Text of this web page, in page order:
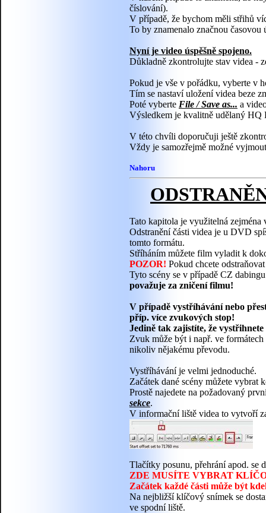
číslování).
V případě, že bychom měli střihů
To by znamenalo značnou
Nyní je video úspěšně spojeno.
Důkladně zkontrolujte stav videa -
Pokud je vše v pořádku, vyberte v
Tím se nastaví uložení videa beze
Poté vyberte File / Save as... a
Výsledkem je kvalitně udělaný HQ
V této chvíli doporučuji ještě
Vždy je samozřejmě možné
Nahoru
Tato kapitola je využitelná
Odstranění části videa je u DVD
tomto formátu.
Stříháním můžete film vyladit k
POZOR! Pokud chcete
Tyto scény se v případě CZ
považuje za zničení filmu!
V případě vystříhávání nebo
příp. více zvukových stop!
Jedině tak zajistíte, že
Zvuk může být i např. ve
nikoliv nějakému převodu.
Vystříhávání je velmi jednoduché.
Začátek dané scény můžete vybrat
Prostě najedete na požadovaný
sekce.
V informační liště videa to vytvoří
Tlačítky posunu, přehrání apod. se
ZDE MUSÍTE VYBRAT
Začátek každé části může být
Na nejbližší klíčový snímek se
ve spodní liště.